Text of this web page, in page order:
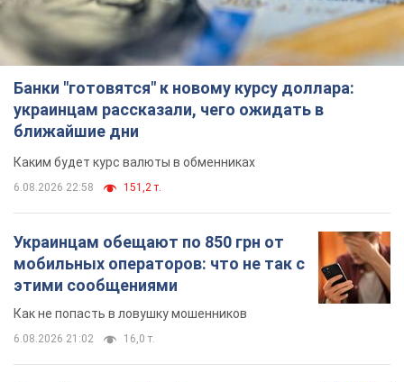
Банки "готовятся" к новому курсу доллара:
украинцам рассказали, чего ожидать в
ближайшие дни
Каким будет курс валюты в обменниках
6.08.2026 22:58 151,2 т.
Украинцам обещают по 850 грн от
мобильных операторов: что не так с
этими сообщениями
Как не попасть в ловушку мошенников
6.08.2026 21:02 16,0 т.